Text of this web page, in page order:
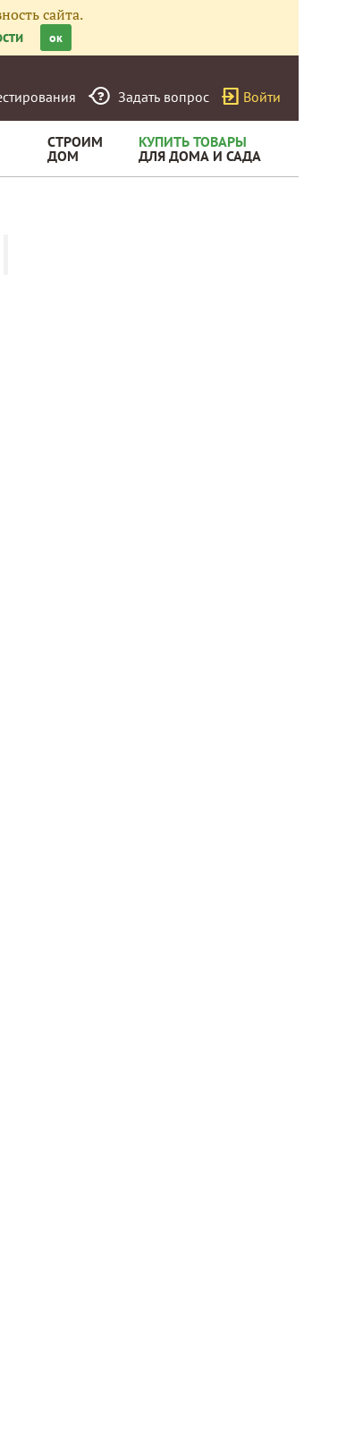
сайта.
ок
Задать вопрос Войти
СТРОИМ
ДОМ
КУПИТЬ ТОВАРЫ
ДЛЯ ДОМА И САДА